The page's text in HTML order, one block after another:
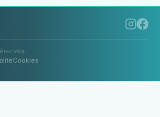
Cookies